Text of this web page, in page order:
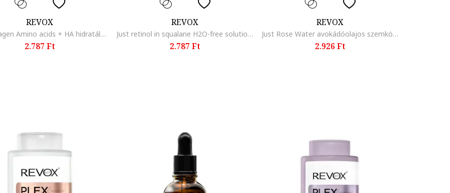
REVOX
Just Collagen Amino acids + HA hidratáló szérum, 30 ml
2.787 Ft
REVOX
Just retinol in squalane H2O-free solution age control Szérum, 30 ml
2.787 Ft
REVOX
Just Rose Water avokádóolajos szemkörnyékápoló krém, 50 ml
2.926 Ft